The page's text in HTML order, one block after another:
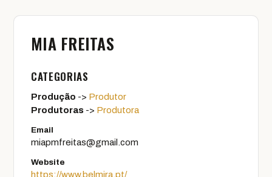
MIA FREITAS
CATEGORIAS
Produção -> Produtor
Produtoras -> Produtora
Email
miapmfreitas@gmail.com
Website
https://www.belmira.pt/